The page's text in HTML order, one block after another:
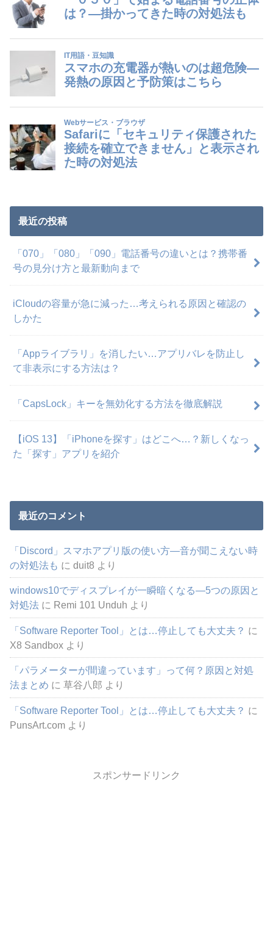
最近の投稿
「070」「080」「090」電話番号の違いとは？携帯番
号の見分け方と最新動向まで
iCloudの容量が急に減った…考えられる原因と確認の
しかた
「Appライブラリ」を消したい…アプリバレを防止し
て非表示にする方法は？
「CapsLock」キーを無効化する方法を徹底解説
【iOS 13】「iPhoneを探す」はどこへ…？新しくなっ
た「探す」アプリを紹介
最近のコメント
「Discord」スマホアプリ版の使い方―音が聞こえない時
の対処法も にduit8 より
windows10でディスプレイが一瞬暗くなる―5つの原因と
対処法 に Remi 101 Unduh より
「Software Reporter Tool」とは…停止しても大丈夫？ に
X8 Sandbox より
「パラメーターが間違っています」って何？原因と対処
法まとめ に草谷八郎 より
「Software Reporter Tool」とは…停止しても大丈夫？ に
PunsArt.com より
スポンサードリンク